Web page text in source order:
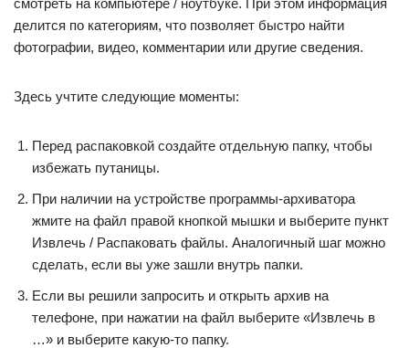
смотреть на компьютере / ноутбуке. При этом информация
делится по категориям, что позволяет быстро найти
фотографии, видео, комментарии или другие сведения.
Здесь учтите следующие моменты:
Перед распаковкой создайте отдельную папку, чтобы
избежать путаницы.
При наличии на устройстве программы-архиватора
жмите на файл правой кнопкой мышки и выберите пункт
Извлечь / Распаковать файлы. Аналогичный шаг можно
сделать, если вы уже зашли внутрь папки.
Если вы решили запросить и открыть архив на
телефоне, при нажатии на файл выберите «Извлечь в
…» и выберите какую-то папку.